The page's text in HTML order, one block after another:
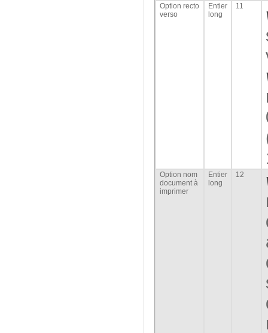
Option recto
verso
Entier
long
11
Option nom
document à
imprimer
Entier
long
12